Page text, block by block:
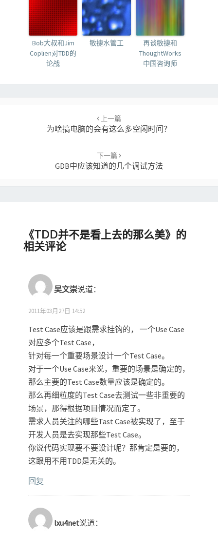
Bob大叔和Jim
Coplien对TDD的
论战
敏捷水管工
再谈敏捷和
ThoughtWorks
中国咨询师
上一篇
为啥搞电脑的会有这么多空闲时间？
下一篇
GDB中应该知道的几个调试方法
《TDD并不是看上去的那么美》的
相关评论
吴文崇说道：
2011年03月27日 14:52
Test Case应该是跟需求挂钩的， 一个Use Case
对应多个Test Case，
针对每一个重要场景设计一个Test Case。
对于一个Use Case来说，重要的场景是确定的，
那么主要的Test Case数量应该是确定的。
那么再细粒度的Test Case去测试一些非重要的
场景，那得根据项目情况而定了。
需求人员关注的哪些Tast Case被实现了，至于
开发人员是去实现那些Test Case。
你说代码实现要不要设计呢？那肯定是要的，
这跟用不用TDD是无关的。
回复
lxu4net说道：